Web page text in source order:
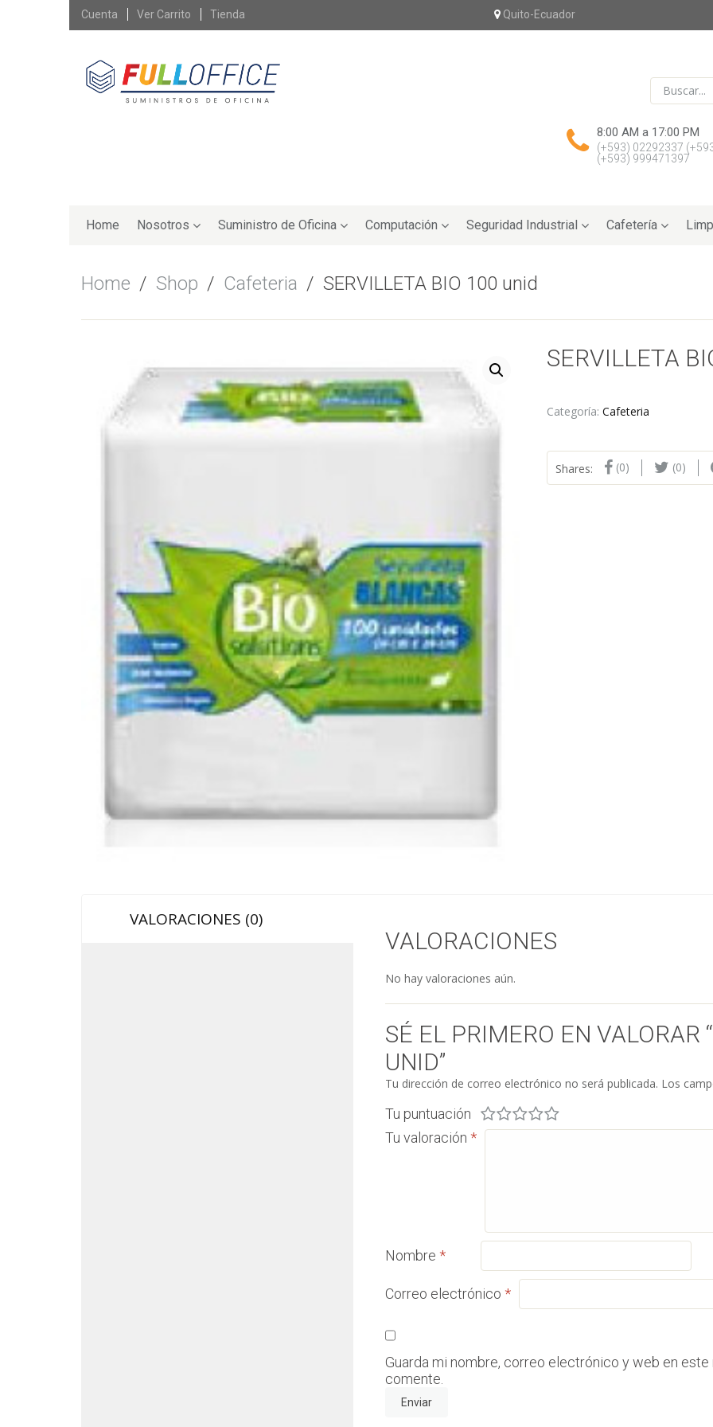
Skip
Cuenta Ver Carrito Tienda Quito-Ecuador
8:00 AM a 17:00 PM
(+593) 02292337
(+593) 999471397
to
Home Nosotros Suministro de Oficina Computación Seguridad Industrial Cafetería
Home / Shop / Cafeteria / SERVILLETA BIO 100 unid
SERVILLETA
Categoría: Cafeteria
Shares: (0) (0)
VALORACIONES (0)
VALORACIONES
No hay valoraciones aún.
SÉ EL PRIMERO EN VALORAR
UNID”
Tu dirección de correo electrónico no será publicada. Los
Tu puntuación
Tu valoración*
Nombre*
Correo electrónico*
Guarda mi nombre, correo electrónico y web en
comente.